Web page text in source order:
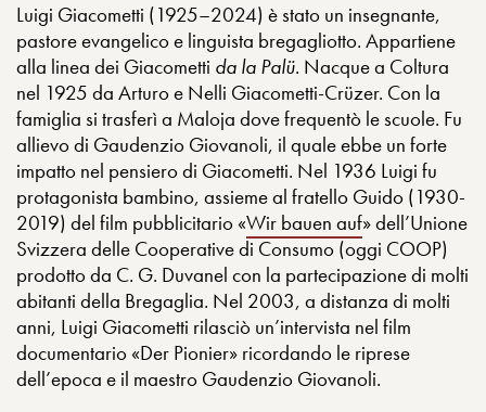
Luigi Giacometti (1925–2024) è stato un insegnante,
pastore evangelico e linguista bregagliotto. Appartiene
alla linea dei Giacometti da la Palü. Nacque a Coltura
nel 1925 da Arturo e Nelli Giacometti-Crüzer. Con la
famiglia si trasferì a Maloja dove frequentò le scuole. Fu
allievo di Gaudenzio Giovanoli, il quale ebbe un forte
impatto nel pensiero di Giacometti. Nel 1936 Luigi fu
protagonista bambino, assieme al fratello Guido (1930-
2019) del film pubblicitario «Wir bauen auf» dell’Unione
Svizzera delle Cooperative di Consumo (oggi COOP)
prodotto da C. G. Duvanel con la partecipazione di molti
abitanti della Bregaglia. Nel 2003, a distanza di molti
anni, Luigi Giacometti rilasciò un’intervista nel film
documentario «Der Pionier» ricordando le riprese
dell’epoca e il maestro Gaudenzio Giovanoli.